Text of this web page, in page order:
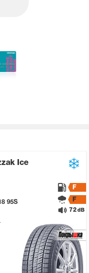
Ice
95S
F
F
72 dB